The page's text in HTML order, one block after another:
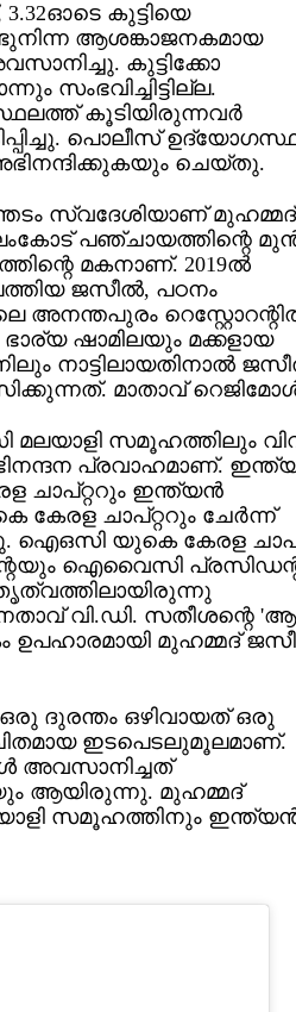
കുട്ടിയെ
ആശങ്കാജനകമായ
കുട്ടിക്കോ
സംഭവിച്ചിട്ടില്ല.
കൂടിയിരുന്നവര്‍
പൊലീസ്
ചെയ്തു.
സ്വദേശിയാണ് മുഹമ്മദ്
പഞ്ചായത്തിന്റെ
മകനാണ്. 2019ല്‍
ജസീല്‍, പഠനം
അനന്തപുരം
ഷാമിലയും മക്കളായ
നാട്ടിലായതിനാല്‍
മാതാവ്
സമൂഹത്തിലും
പ്രവാഹമാണ്.
ഇന്ത്യന്‍
ചാപ്റ്ററും ചേര്‍ന്ന്
ഐഒസി യുകെ കേരള
ഐവൈസി
വി.ഡി. സതീശന്റെ
മുഹമ്മദ്
ഒരു ദുരന്തം ഒഴിവായത് ഒരു
ഇടപെടലുമൂലമാണ്.
അവസാനിച്ചത്
ആയിരുന്നു. മുഹമ്മദ്
സമൂഹത്തിനും